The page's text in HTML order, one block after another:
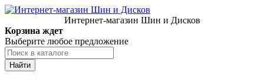
Интернет-магазин Шин и Дисков
Корзина ждет
Выберите любое предложение
Найти